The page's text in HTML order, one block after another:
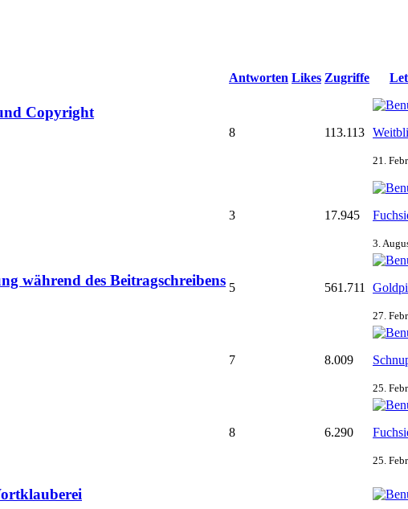
Antworten Likes Zugriffe
Copyright
8 113.113
21.
3 17.945
3.
während des Beitragschreibens 5 561.711
27.
7 8.009
25.
8 6.290
25.